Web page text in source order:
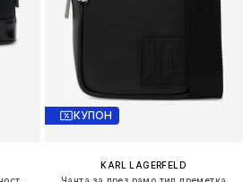
КУПОН
KARL LAGERFELD
Чанта за през рамо тип преметка